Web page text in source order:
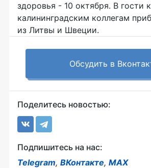
здоровья - 10 октября. В гости к
калининградским коллегам
из Литвы и Швеции.
Обсудить в
Поделитесь новостью:
Подпишитесь на нас:
Telegram, ВКонтакте, MAX